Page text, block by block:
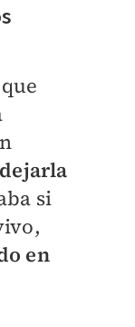
dejarla
si
en